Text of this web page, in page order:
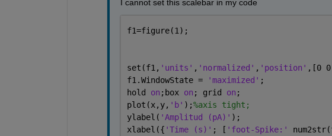
I cannot set this scalebar in my code
f1=figure(1);
set(f1, 'units' , 'normalized' , 'position' ,[0
f1.WindowState =
'maximized' ;
hold on ;box on ; grid on ;
plot(x,y, 'b' );%axis tight;
ylabel( 'Amplitud (pA)' );
xlabel({ 'Time (s)' ; [ 'foot-Spike:'